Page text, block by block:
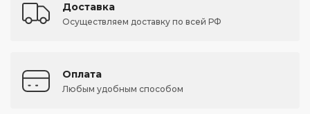
Доставка
Осуществляем доставку по всей РФ
Оплата
Любым удобным способом